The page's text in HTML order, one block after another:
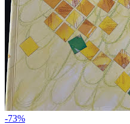
-73%